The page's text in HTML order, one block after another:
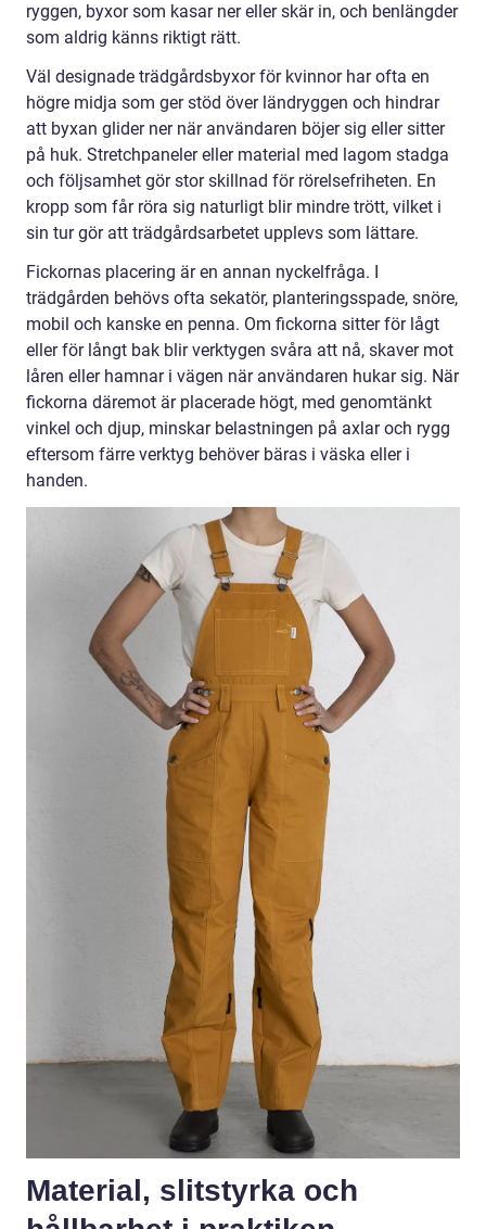
ryggen, byxor som kasar ner eller skär in, och benlängder
som aldrig känns riktigt rätt.
Väl designade trädgårdsbyxor för kvinnor har ofta en
högre midja som ger stöd över ländryggen och hindrar
att byxan glider ner när användaren böjer sig eller sitter
på huk. Stretchpaneler eller material med lagom stadga
och följsamhet gör stor skillnad för rörelsefriheten. En
kropp som får röra sig naturligt blir mindre trött, vilket i
sin tur gör att trädgårdsarbetet upplevs som lättare.
Fickornas placering är en annan nyckelfråga. I
trädgården behövs ofta sekatör, planteringsspade, snöre,
mobil och kanske en penna. Om fickorna sitter för lågt
eller för långt bak blir verktygen svåra att nå, skaver mot
låren eller hamnar i vägen när användaren hukar sig. När
fickorna däremot är placerade högt, med genomtänkt
vinkel och djup, minskar belastningen på axlar och rygg
eftersom färre verktyg behöver bäras i väska eller i
handen.
Material, slitstyrka och